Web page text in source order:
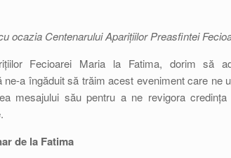
ocazia Centenarului Aparițiilor Preasfintei
Fecioarei Maria la Fatima, dorim să
ne-a îngăduit să trăim acest eveniment care ne
mesajului său pentru a ne revigora
de la Fatima